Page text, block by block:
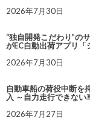
2026年7月30日
“独自開発こだわり”の
がEC自動出荷アプリ「
2026年7月30日
自動車船の荷役中断を
入 ～自力走行できな
2026年7月27日